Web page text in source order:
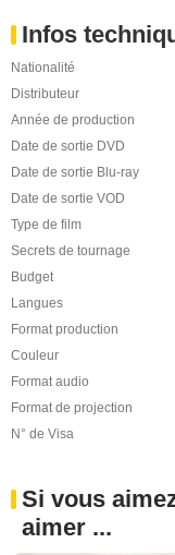
Infos
Nationalité
Distributeur
Année de production
Date de sortie DVD
Date de sortie Blu-ray
Date de sortie VOD
Type de film
Secrets de tournage
Budget
Langues
Format production
Couleur
Format audio
Format de projection
N° de Visa
Si vous
aimer ...